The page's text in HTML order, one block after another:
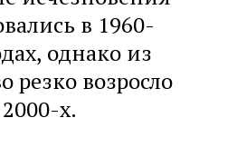
в 1960-
однако из
резко возросло
2000-х.